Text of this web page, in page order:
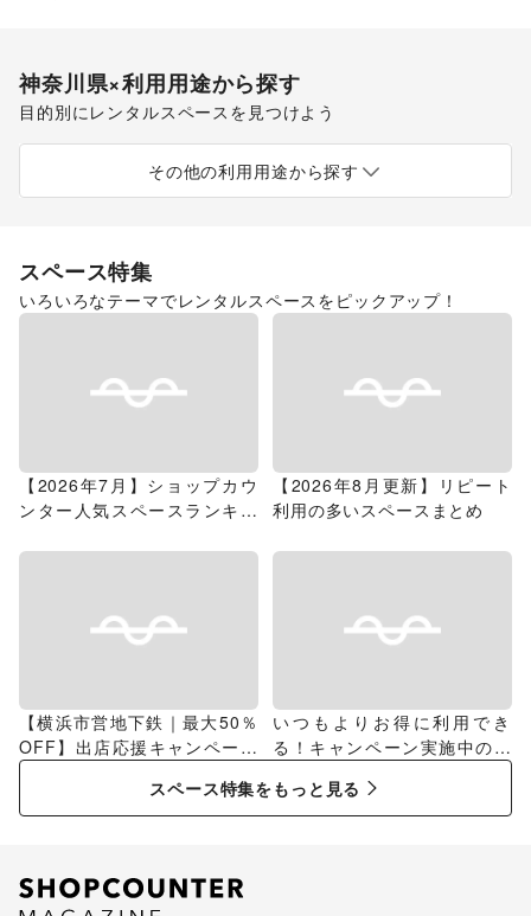
神奈川県×利用用途から探す
目的別にレンタルスペースを見つけよう
食品販売 販促イベント
その他の利用用途から探す
スペース特集
いろいろなテーマでレンタルスペースをピックアップ！
【2026年7月】ショップカウ
ンター人気スペースランキン
【2026年8月更新】リピート
利用の多いスペースまとめ
【横浜市営地下鉄｜最大50％
OFF】出店応援キャンペーン
特集
いつもよりお得に利用でき
る！キャンペーン実施中のス
スペース特集をもっと見る